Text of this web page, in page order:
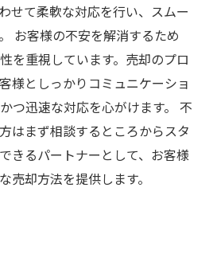
せて柔軟な対応を行い、スムー
お客様の不安を解消するため
を重視しています。売却のプロ
様としっかりコミュニケーショ
つ迅速な対応を心がけます。 不
はまず相談するところからスタ
きるパートナーとして、お客様
売却方法を提供します。